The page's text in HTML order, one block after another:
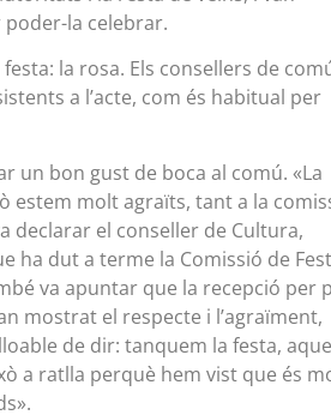
poder-la celebrar.
la rosa. Els consellers de
a l’acte, com és habitual per
un bon gust de boca al comú. «La
estem molt agraïts, tant a la
declarar el conseller de Cultura,
ha dut a terme la Comissió de
va apuntar que la recepció per
mostrat el respecte i l’agraïment,
de dir: tanquem la festa,
a ratlla perquè hem vist que és